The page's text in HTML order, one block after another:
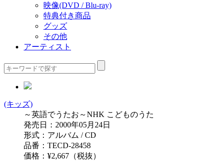
映像(DVD / Blu-ray)
特典付き商品
グッズ
その他
アーティスト
(キッズ)
～英語でうたお～NHK こどものうた
発売日：2000年05月24日
形式：アルバム / CD
品番：TECD-28458
価格：¥2,667（税抜）